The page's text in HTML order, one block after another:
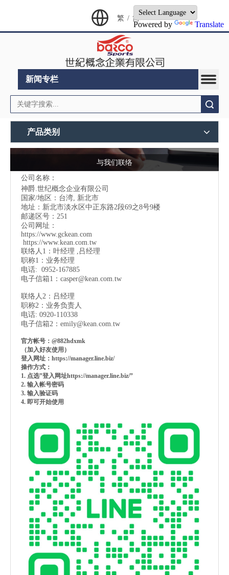
Powered by Translate
繁 / 简
新闻专栏
产品类别
与我们联络
公司名称：
神爵.世纪概念企业有限公司
国家/地区：台湾, 新北市
地址： 新北市淡水区中正东路2段69之8号9楼
邮递区号：251
公司网址：
https://www.gckean.com
https://www.kean.com.tw
联络人1：叶经理 ,吕经理
职称1：业务经理
电话: 0952-167885
电子信箱1： casper@kean.com.tw
联络人2：吕经理
职称2：业务负责人
电话: 0920-110338
电子信箱2： emily@kean.com.tw
官方帐号：@882hdxmk
（加入好友使用）
登入网址：https://manager.line.biz/
操作方式：
1. 点选”登入网址https://manager.line.biz/”
2. 输入帐号密码
3. 输入验证码
4. 即可开始使用